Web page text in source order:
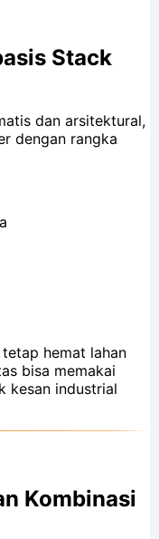
Stack
dan arsitektural,
dengan rangka
hemat lahan
bisa memakai
kesan industrial
Kombinasi